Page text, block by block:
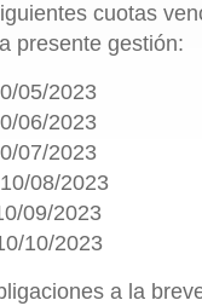
cuotas
presente gestión:
05/2023
06/2023
07/2023
08/2023
09/2023
10/2023
a la